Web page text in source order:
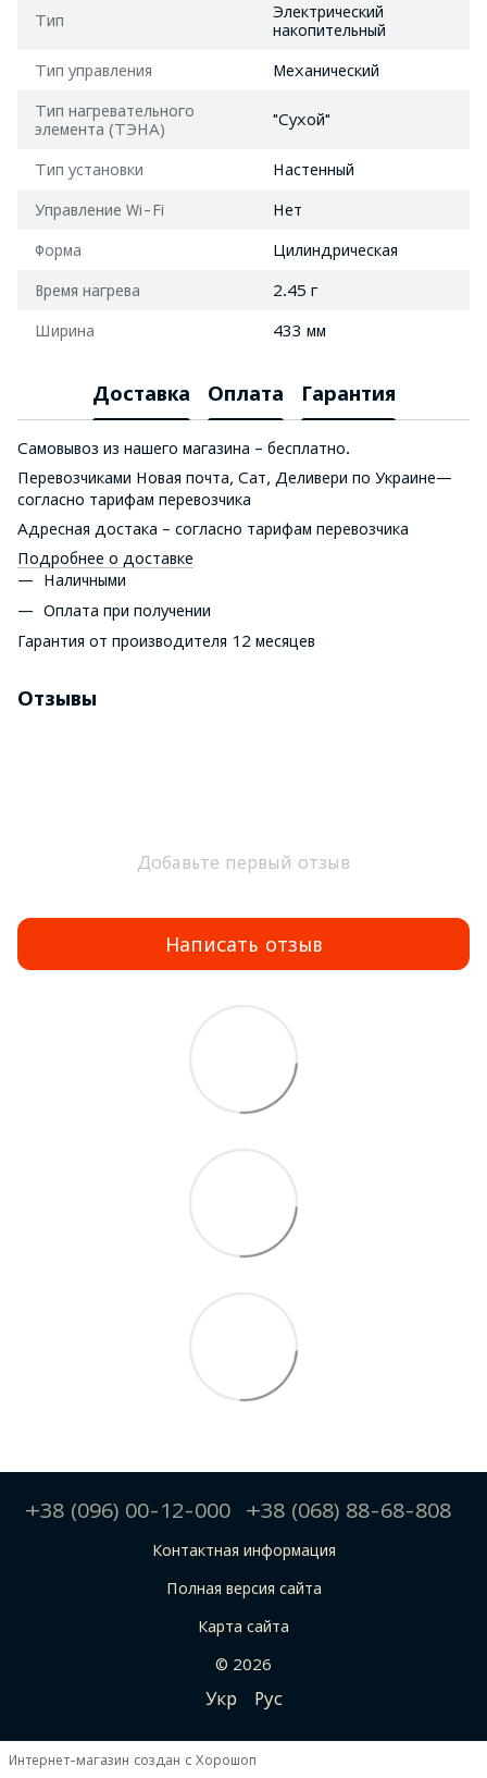
Тип
Электрический
накопительный
Тип управления Механический
Тип нагревательного
элемента (ТЭНА)
"Сухой"
Тип установки Настенный
Управление Wi-Fi Нет
Форма Цилиндрическая
Время нагрева 2.45 г
Ширина 433 мм
Доставка Оплата Гарантия
Самовывоз из нашего магазина – бесплатно.
Перевозчиками Новая почта, Сат, Деливери по Украине—
согласно тарифам перевозчика
Адресная достака – согласно тарифам перевозчика
Подробнее о доставке
Наличными
Оплата при получении
Гарантия от производителя 12 месяцев
Отзывы
Добавьте первый отзыв
Написать отзыв
+38 (096) 00-12-000 +38 (068) 88-68-808
Контактная информация
Полная версия сайта
Карта сайта
© 2026
Укр Рус
Интернет-магазин создан с Хорошоп